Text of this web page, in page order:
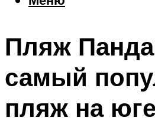
Шоппинг
Что посетить
Меню
Пляж
самый
пляж на